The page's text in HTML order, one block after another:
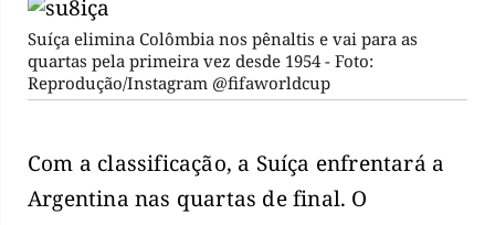
Suíça elimina Colômbia nos pênaltis e vai para as
quartas pela primeira vez desde 1954 - Foto:
Reprodução/Instagram @fifaworldcup
Com a classificação, a Suíça enfrentará a
Argentina nas quartas de final. O